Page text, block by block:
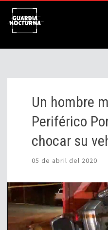
Un hombre
Periférico
chocar su
05 de abril del 2020